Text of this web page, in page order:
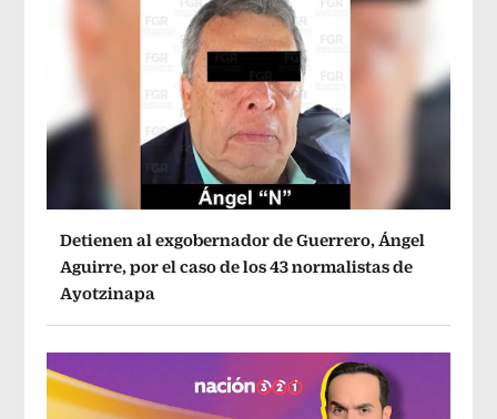
Detienen al exgobernador de Guerrero, Ángel
Aguirre, por el caso de los 43 normalistas de
Ayotzinapa